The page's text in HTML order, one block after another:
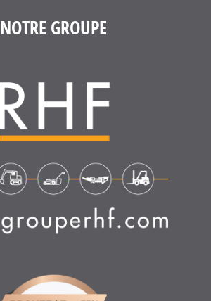
NOTRE GROUPE